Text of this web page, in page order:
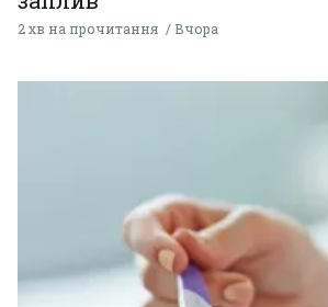
2 хв на прочитання Вчора